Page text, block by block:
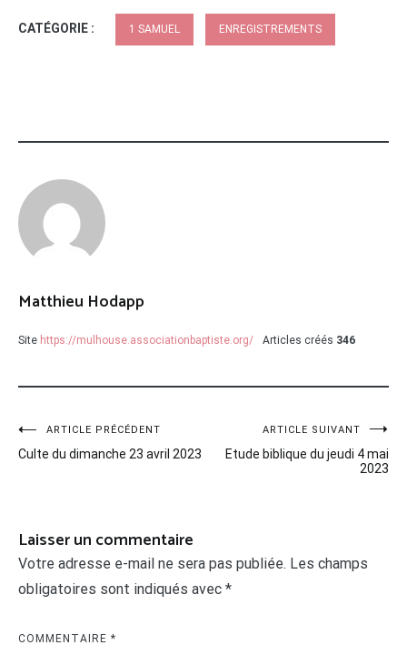
CATÉGORIE : 1 SAMUEL ENREGISTREMENTS
Matthieu Hodapp
Site https://mulhouse.associationbaptiste.org/ Articles créés 346
Navigation
de
ARTICLE PRÉCÉDENT
Culte du dimanche 23 avril 2023
ARTICLE SUIVANT
Etude biblique du jeudi 4 mai
2023
Laisser un commentaire
Votre adresse e-mail ne sera pas publiée. Les champs
obligatoires sont indiqués avec *
COMMENTAIRE *